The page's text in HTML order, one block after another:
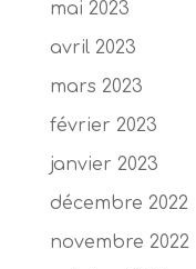
mai 2023
avril 2023
mars 2023
février 2023
janvier 2023
décembre 2022
novembre 2022